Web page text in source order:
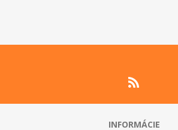
INFORMÁCIE